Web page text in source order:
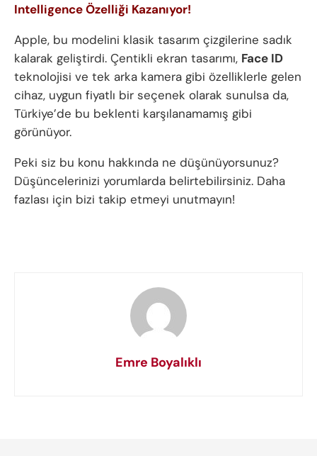
Intelligence Özelliği Kazanıyor!
Apple, bu modelini klasik tasarım çizgilerine sadık
kalarak geliştirdi. Çentikli ekran tasarımı, Face ID
teknolojisi ve tek arka kamera gibi özelliklerle gelen
cihaz, uygun fiyatlı bir seçenek olarak sunulsa da,
Türkiye’de bu beklenti karşılanamamış gibi
görünüyor.
Peki siz bu konu hakkında ne düşünüyorsunuz?
Düşüncelerinizi yorumlarda belirtebilirsiniz. Daha
fazlası için bizi takip etmeyi unutmayın!
Emre Boyalıklı